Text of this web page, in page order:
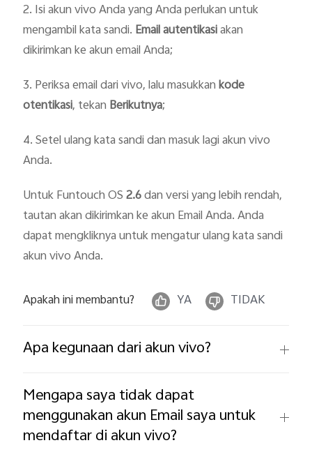
2. Isi akun vivo Anda yang Anda perlukan untuk
mengambil kata sandi. Email autentikasiakan
dikirimkan ke akun email Anda;
3. Periksa email dari vivo, lalu masukkankode
otentikasi, tekan Berikutnya;
4. Setel ulang kata sandi dan masuk lagi akun vivo
Anda.
Untuk Funtouch OS2.6dan versi yang lebih rendah,
tautan akan dikirimkan ke akun Email Anda. Anda
dapat mengkliknya untuk mengatur ulang kata sandi
akun vivo Anda.
Apakah ini membantu? YA TIDAK
Apa kegunaan dari akun vivo?
Mengapa saya tidak dapat
menggunakan akun Email saya untuk
mendaftar di akun vivo?